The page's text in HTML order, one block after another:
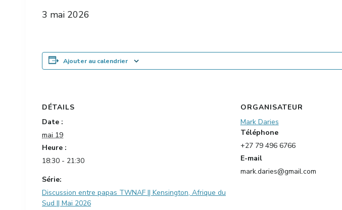
3 mai 2026
Ajouter au calendrier
DÉTAILS
Date :
mai 19
Heure :
18:30 - 21:30
Série:
Discussion entre papas TWNAF || Kensington, Afrique du
Sud || Mai 2026
ORGANISATEUR
Mark Daries
Téléphone
+27 79 496 6766
E-mail
mark.daries@gmail.com